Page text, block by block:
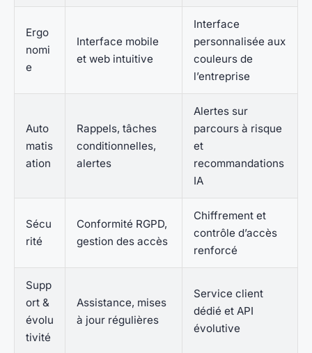
Ergo
nomi
e
Interface mobile
et web intuitive
Interface
personnalisée aux
couleurs de
l’entreprise
Auto
matis
ation
Rappels, tâches
conditionnelles,
alertes
Alertes sur
parcours à risque
et
recommandations
IA
Sécu
rité
Conformité RGPD,
gestion des accès
Chiffrement et
contrôle d’accès
renforcé
Supp
ort &
évolu
tivité
Assistance, mises
à jour régulières
Service client
dédié et API
évolutive